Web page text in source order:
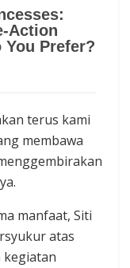
terus kami
membawa
manfaat, Siti
atas
kegiatan